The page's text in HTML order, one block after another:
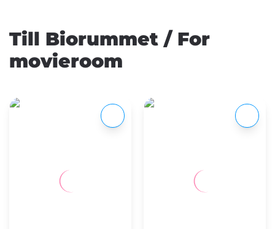
Till Biorummet / For
movieroom